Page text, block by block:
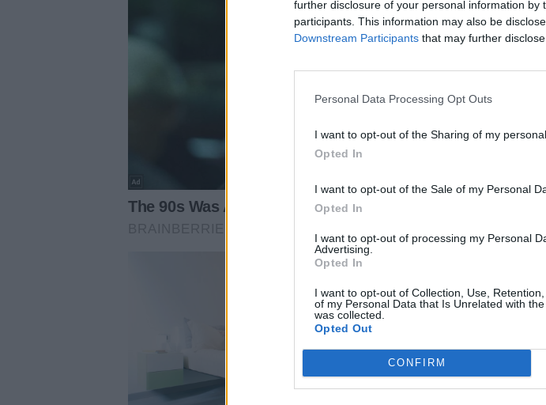
further disclosure of your personal information by
participants. This information may also be
Downstream Participants that may further
Personal Data Processing Opt Outs
I want to opt-out of the Sharing of my personal
Opted In
I want to opt-out of the Sale of my Personal
Opted In
I want to opt-out of processing my Personal
Advertising.
Opted In
I want to opt-out of Collection, Use,
of my Personal Data that Is Unrelated with
was collected.
Opted Out
CONFIRM